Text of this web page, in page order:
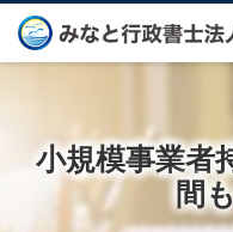
小規模事業者
間